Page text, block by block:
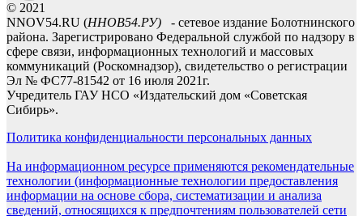
© 2021
NNOV54.RU (ННОВ54.РУ) - сетевое издание Болотнинского
района. Зарегистрировано Федеральной службой по надзору в
сфере связи, информационных технологий и массовых
коммуникаций (Роскомнадзор), свидетельство о регистрации
Эл № ФС77-81542 от 16 июля 2021г.
Учредитель ГАУ НСО «Издательский дом «Советская
Сибирь».
Политика конфиденциальности персональных данных
На информационном ресурсе применяются рекомендательные
технологии (информационные технологии предоставления
информации на основе сбора, систематизации и анализа
сведений, относящихся к предпочтениям пользователей сети